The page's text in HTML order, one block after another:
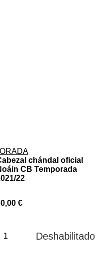
chándal oficial
CB Temporada
22
€
Deshabilitado